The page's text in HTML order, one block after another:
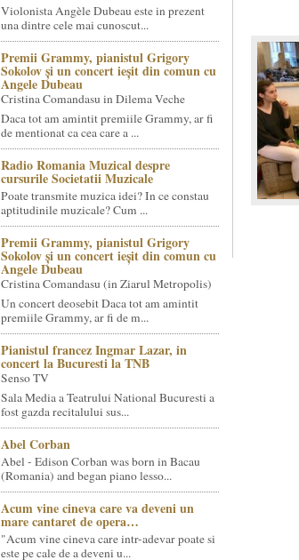
Violonista Angèle Dubeau este in prezent
una dintre cele mai cunoscut...
Premii Grammy, pianistul Grigory
Sokolov și un concert ieșit din comun cu
Angele Dubeau
Cristina Comandasu in Dilema Veche
Daca tot am amintit premiile Grammy, ar fi
de mentionat ca cea care a ...
Radio Romania Muzical despre
cursurile Societatii Muzicale
Poate transmite muzica idei? In ce constau
aptitudinile muzicale? Cum ...
Premii Grammy, pianistul Grigory
Sokolov și un concert ieșit din comun cu
Angele Dubeau
Cristina Comandasu (in Ziarul Metropolis)
Un concert deosebit Daca tot am amintit
premiile Grammy, ar fi de m...
Pianistul francez Ingmar Lazar, in
concert la Bucuresti la TNB
Senso TV
Sala Media a Teatrului National Bucuresti a
fost gazda recitalului sus...
Abel Corban
Abel - Edison Corban was born in Bacau
(Romania) and began piano lesso...
Acum vine cineva care va deveni un
mare cantaret de opera…
"Acum vine cineva care intr-adevar poate si
este pe cale de a deveni u...